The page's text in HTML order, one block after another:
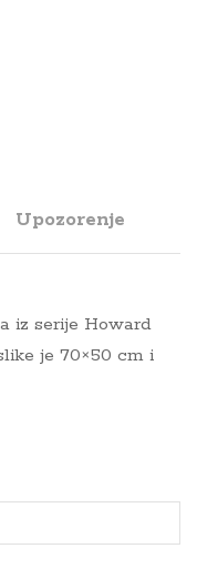
Upozorenje
iz serije Howard
je 70×50 cm i